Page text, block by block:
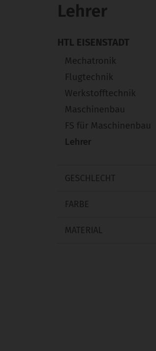
Lehrer
HTL EISENSTADT
Mechatronik
Flugtechnik
Werkstofftechnik
Maschinenbau
FS für Maschinenbau
Lehrer
GESCHLECHT
MATERIAL
FARBE